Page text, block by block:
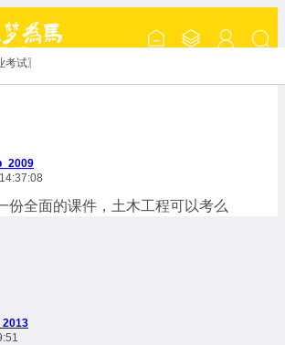
考试〗
份全面的课件，土木工程可以考么